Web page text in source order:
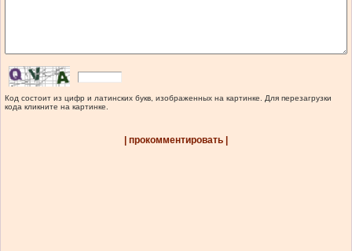
Код состоит из цифр и латинских букв, изображенных на картинке. Для перезагрузки
кода кликните на картинке.
| прокомментировать |